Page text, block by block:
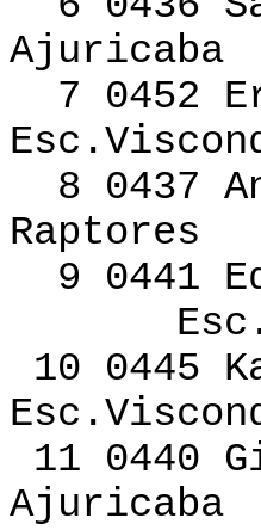
7 0452
8
9
10
11 0440